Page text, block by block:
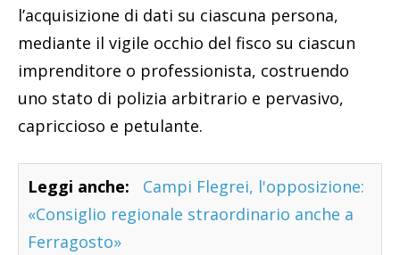
l’acquisizione di dati su ciascuna persona,
mediante il vigile occhio del fisco su ciascun
imprenditore o professionista, costruendo
uno stato di polizia arbitrario e pervasivo,
capriccioso e petulante.
Leggi anche:
Campi Flegrei, l'opposizione:
«Consiglio regionale straordinario anche a
Ferragosto»